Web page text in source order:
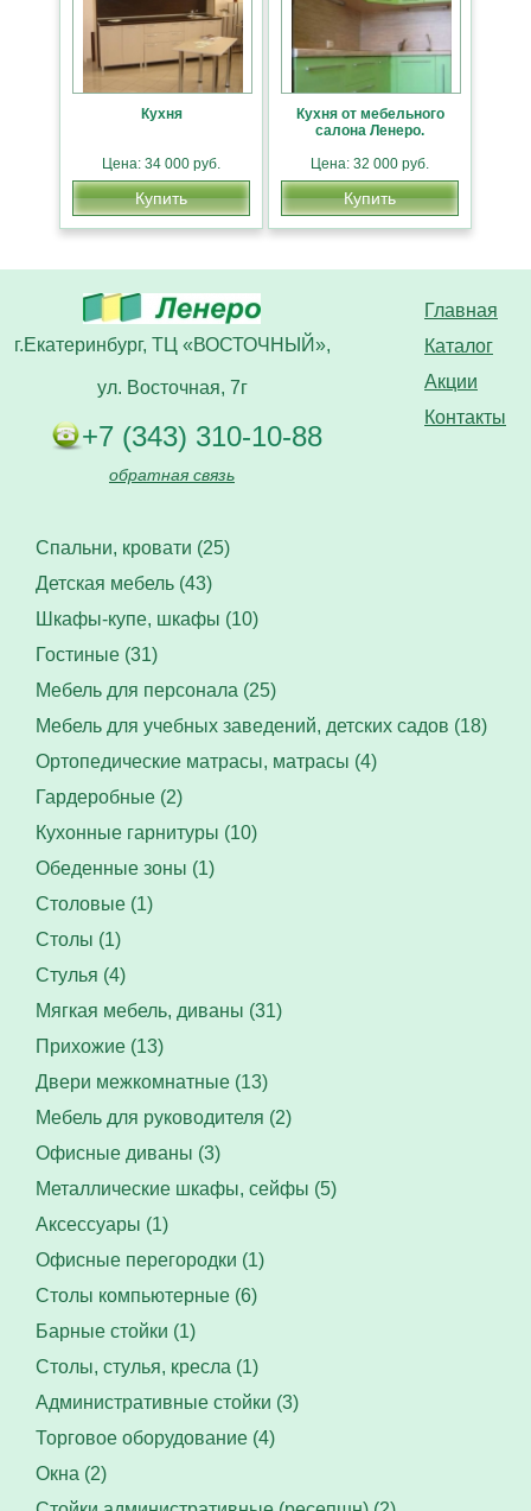
Кухня
Цена: 34 000 руб.
Купить
Кухня от мебельного
салона Ленеро.
Цена: 32 000 руб.
Купить
Главная
Каталог
Акции
Контакты
г.Екатеринбург, ТЦ «ВОСТОЧНЫЙ»,
ул. Восточная, 7г
+7 (343) 310-10-88
обратная связь
Спальни, кровати (25)
Детская мебель (43)
Шкафы-купе, шкафы (10)
Гостиные (31)
Мебель для персонала (25)
Мебель для учебных заведений, детских садов (18)
Ортопедические матрасы, матрасы (4)
Гардеробные (2)
Кухонные гарнитуры (10)
Обеденные зоны (1)
Столовые (1)
Столы (1)
Стулья (4)
Мягкая мебель, диваны (31)
Прихожие (13)
Двери межкомнатные (13)
Мебель для руководителя (2)
Офисные диваны (3)
Металлические шкафы, сейфы (5)
Аксессуары (1)
Офисные перегородки (1)
Столы компьютерные (6)
Барные стойки (1)
Столы, стулья, кресла (1)
Административные стойки (3)
Торговое оборудование (4)
Окна (2)